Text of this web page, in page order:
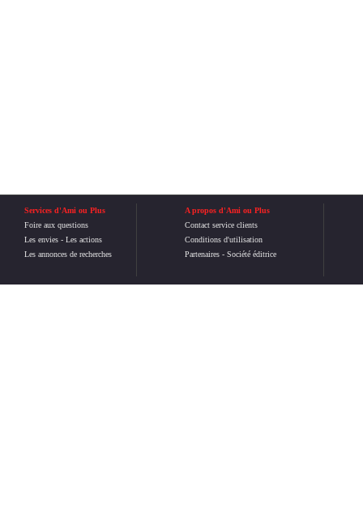
Services d'Ami ou Plus
Foire aux questions
Les envies - Les actions
Les annonces de recherches
A propos d'Ami ou Plus
Contact service clients
Conditions d'utilisation
Partenaires- Société éditrice